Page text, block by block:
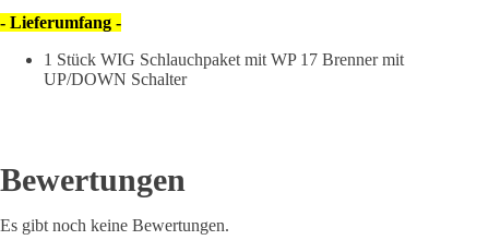
- Lieferumfang -
1 Stück WIG Schlauchpaket mit WP 17 Brenner mit
UP/DOWN Schalter
Bewertungen
Es gibt noch keine Bewertungen.